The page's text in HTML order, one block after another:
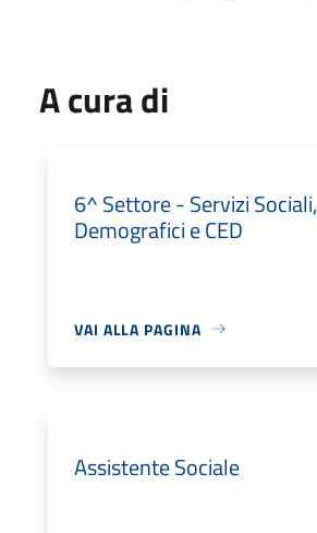
A cura di
6^ Settore - Servizi Sociali,
Demografici e CED
VAI ALLA PAGINA
Assistente Sociale